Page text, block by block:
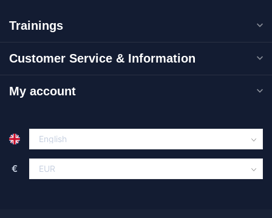
Trainings
Customer Service & Information
My account
€